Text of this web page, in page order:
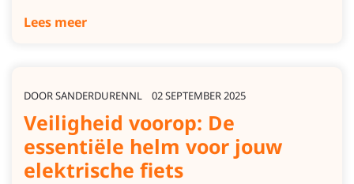
Lees meer
DOORSANDERDURENNL 02 SEPTEMBER 2025
Veiligheid voorop: De
essentiële helm voor jouw
elektrische fiets